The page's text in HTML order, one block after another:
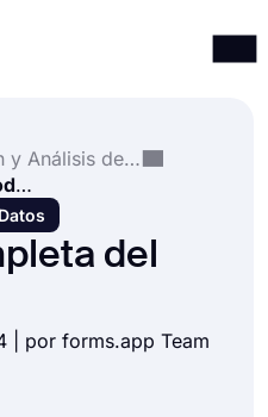
Recopilación y Análisis de Datos
Una guía completa del modelo AIDA
del
| por forms.app Team